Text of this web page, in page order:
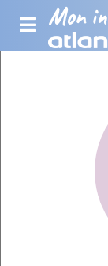
Mon